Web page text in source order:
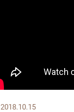
2018.10.15